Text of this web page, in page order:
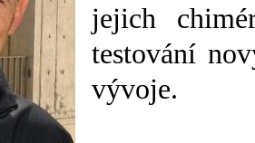
jejich
testování
vývoje.